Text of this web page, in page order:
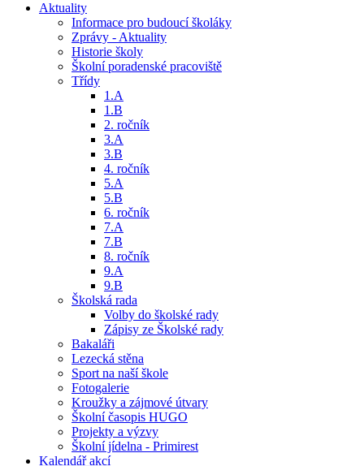
Aktuality
Informace pro budoucí školáky
Zprávy - Aktuality
Historie školy
Školní poradenské pracoviště
Třídy
1.A
1.B
2. ročník
3.A
3.B
4. ročník
5.A
5.B
6. ročník
7.A
7.B
8. ročník
9.A
9.B
Školská rada
Volby do školské rady
Zápisy ze Školské rady
Bakaláři
Lezecká stěna
Sport na naší škole
Fotogalerie
Kroužky a zájmové útvary
Školní časopis HUGO
Projekty a výzvy
Školní jídelna - Primirest
Kalendář akcí